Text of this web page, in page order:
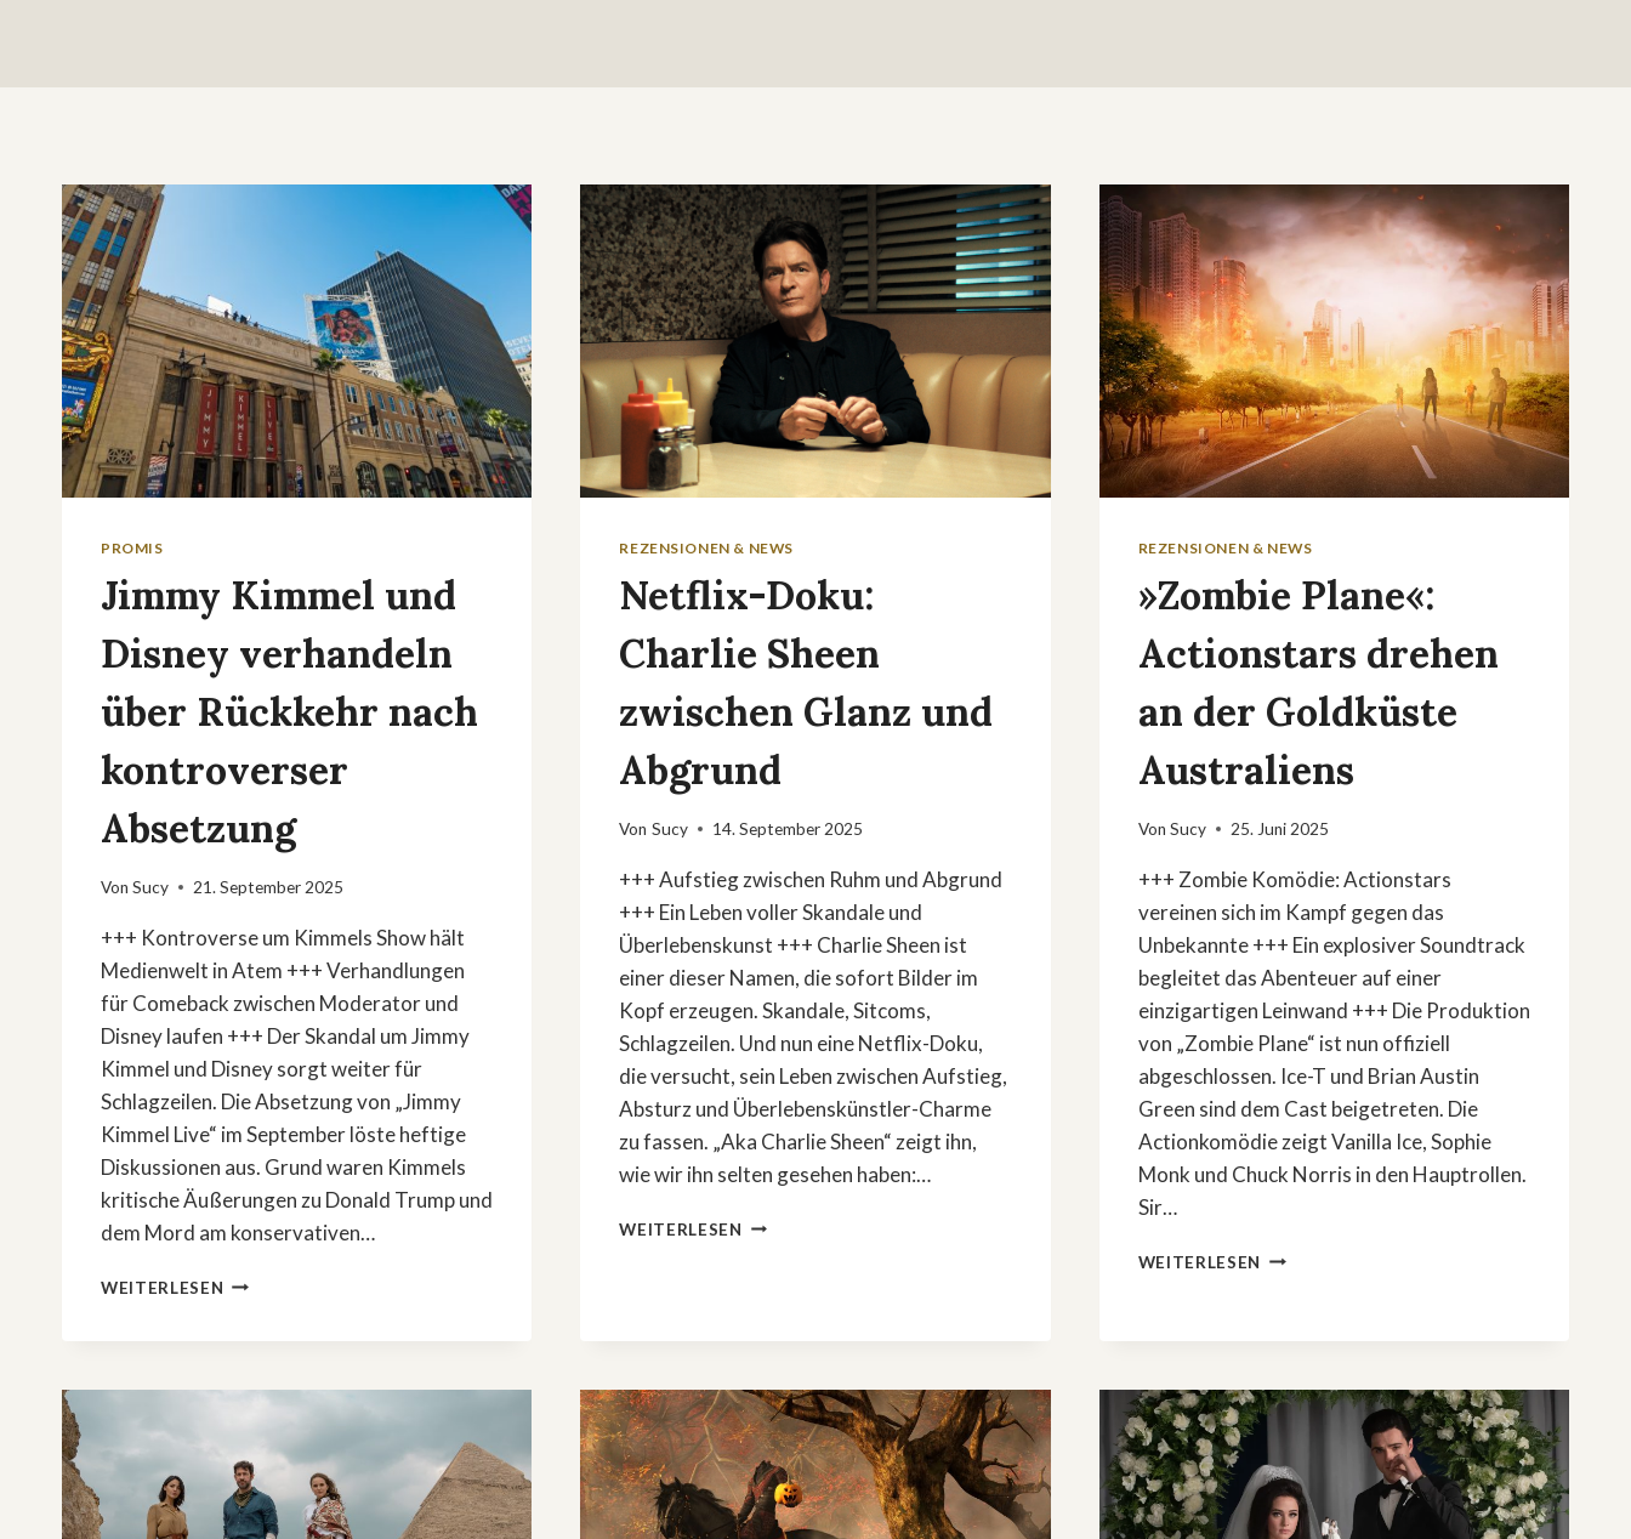
PROMIS
Jimmy Kimmel und
Disney verhandeln
über Rückkehr nach
kontroverser
Absetzung
Von Sucy 21. September 2025
+++ Kontroverse um Kimmels Show hält
Medienwelt in Atem +++ Verhandlungen
für Comeback zwischen Moderator und
Disney laufen +++ Der Skandal um Jimmy
Kimmel und Disney sorgt weiter für
Schlagzeilen. Die Absetzung von „Jimmy
Kimmel Live“ im September löste heftige
Diskussionen aus. Grund waren Kimmels
kritische Äußerungen zu Donald Trump und
dem Mord am konservativen…
WEITERLESEN JIMMY
NACH
KONTROVERSER
ABSETZUNG
REZENSIONEN & NEWS
Netflix-Doku:
Charlie Sheen
zwischen Glanz und
Abgrund
Von Sucy 14. September 2025
+++ Aufstieg zwischen Ruhm und Abgrund
+++ Ein Leben voller Skandale und
Überlebenskunst +++ Charlie Sheen ist
einer dieser Namen, die sofort Bilder im
Kopf erzeugen. Skandale, Sitcoms,
Schlagzeilen. Und nun eine Netflix-Doku,
die versucht, sein Leben zwischen Aufstieg,
Absturz und Überlebenskünstler-Charme
zu fassen. „Aka Charlie Sheen“ zeigt ihn,
wie wir ihn selten gesehen haben:…
WEITERLESEN NETFLIX-
ABGRUND
REZENSIONEN & NEWS
»Zombie Plane«:
Actionstars drehen
an der Goldküste
Australiens
Von Sucy 25. Juni 2025
+++ Zombie Komödie: Actionstars
vereinen sich im Kampf gegen das
Unbekannte +++ Ein explosiver Soundtrack
begleitet das Abenteuer auf einer
einzigartigen Leinwand +++ Die Produktion
von „Zombie Plane“ ist nun offiziell
abgeschlossen. Ice-T und Brian Austin
Green sind dem Cast beigetreten. Die
Actionkomödie zeigt Vanilla Ice, Sophie
Monk und Chuck Norris in den Hauptrollen.
Sir…
WEITERLESEN »ZOMBIE
GOLDKÜSTE
AUSTRALIENS